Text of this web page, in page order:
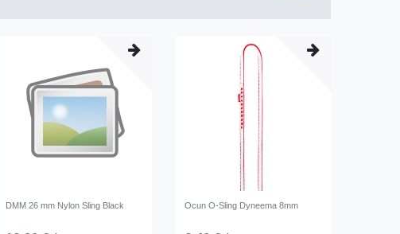
DMM 26 mm Nylon Sling Black Ocun O-Sling Dyneema 8mm